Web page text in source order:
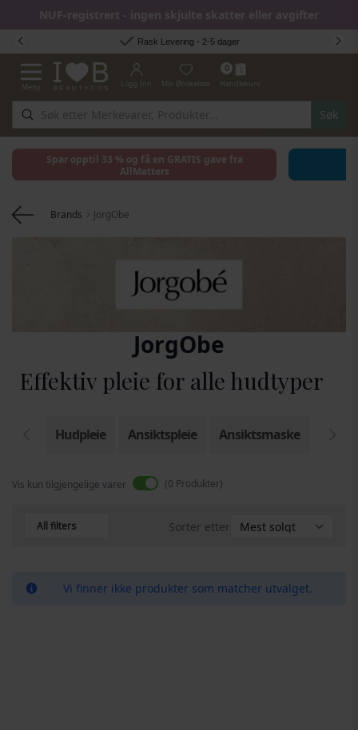
NUF-registrert - ingen skjulte skatter eller avgifter
Hopp til innhold
Rask Levering - 2-5 dager
Toggle Nav
Meny
Søk
Logg Inn Min Ønskeliste
0
Handlekurv
Spar opptil 33 % og få en GRATIS gave fra
AllMatters
Brands JorgObe
JorgObe
Effektiv pleie for alle hudtyper
Hudpleie Ansiktspleie Ansiktsmaske
Vis kun tilgjengelige varer 0 Produkter
All filters Sorter etter
Vi finner ikke produkter som matcher utvalget.